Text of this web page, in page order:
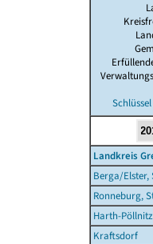
Landkreis
Berga/Elster,
Ronneburg,
Harth-Pöllnitz
Kraftsdorf